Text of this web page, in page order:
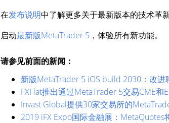
在发布说明中了解更多关于最新版本的技术革新
启动最新版MetaTrader 5 ，体验所有新功能。
请参见前面的新闻：
新版MetaTrader 5 iOS build 2030：改进
FXFlat推出通过MetaTrader 5交易CME和
Invast Global提供30家交易所的
2019 iFX Expo国际金融展：